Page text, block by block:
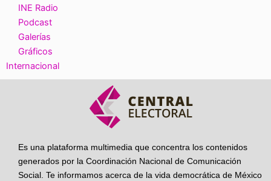
INE Radio
Podcast
Galerías
Gráficos
Internacional
Es una plataforma multimedia que concentra los contenidos
generados por la Coordinación Nacional de Comunicación
Social. Te informamos acerca de la vida democrática de México